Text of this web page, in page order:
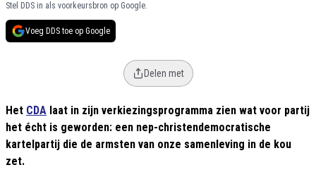
Stel DDS in als voorkeursbron op Google.
Voeg DDS toe op Google
Delen met
Het CDA laat in zijn verkiezingsprogramma zien wat voor partij
het écht is geworden: een nep-christendemocratische
kartelpartij die de armsten van onze samenleving in de kou
zet.